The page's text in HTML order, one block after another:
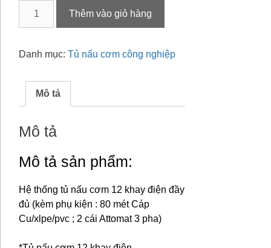
kèm
kiện
lượng
Thêm vào giỏ hàng
Danh mục: Tủ nấu cơm công nghiệp
Mô tả
Mô tả
Mô tả sản phẩm:
Hệ thống tủ nấu cơm 12 khay điện đầy
đủ (kèm phụ kiện : 80 mét Cáp
Cu/xlpe/pvc ; 2 cái Attomat 3 pha)